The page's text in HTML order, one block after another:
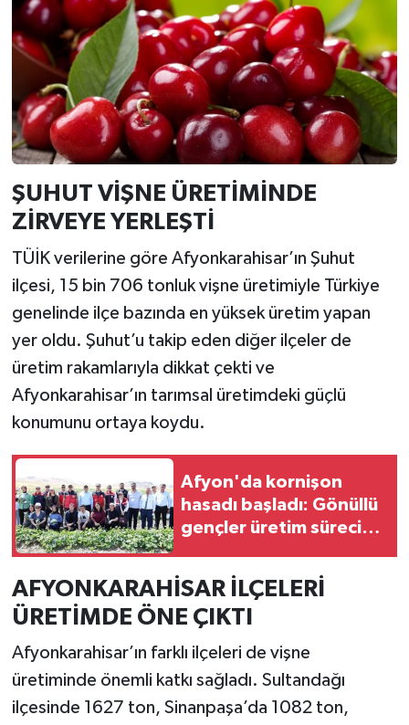
ŞUHUT VİŞNE ÜRETİMİNDE
ZİRVEYE YERLEŞTİ
TÜİK verilerine göre Afyonkarahisar’ın Şuhut
ilçesi, 15 bin 706 tonluk vişne üretimiyle Türkiye
genelinde ilçe bazında en yüksek üretim yapan
yer oldu. Şuhut’u takip eden diğer ilçeler de
üretim rakamlarıyla dikkat çekti ve
Afyonkarahisar’ın tarımsal üretimdeki güçlü
konumunu ortaya koydu.
Afyon'da kornişon
hasadı başladı: Gönüllü
gençler üretim sürecine
AFYONKARAHİSAR İLÇELERİ
ÜRETİMDE ÖNE ÇIKTI
Afyonkarahisar’ın farklı ilçeleri de vişne
üretiminde önemli katkı sağladı. Sultandağı
ilçesinde 1627 ton, Sinanpaşa’da 1082 ton,